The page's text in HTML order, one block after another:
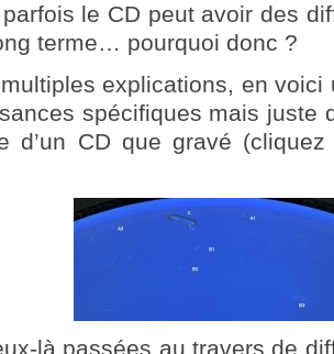
le CD peut avoir des
terme… pourquoi donc ?
explications, en voici
spécifiques mais juste
d’un CD que gravé
là passées au travers de